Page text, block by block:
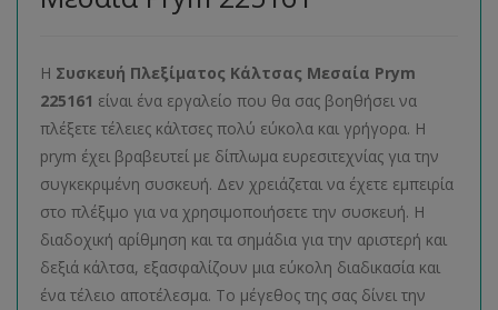
Η Συσκευή Πλεξίματος Κάλτσας Μεσαία Prym
225161 είναι ένα εργαλείο που θα σας βοηθήσει να
πλέξετε τέλειες κάλτσες πολύ εύκολα και γρήγορα. Η
prym έχει βραβευτεί με δίπλωμα ευρεσιτεχνίας για την
συγκεκριμένη συσκευή. Δεν χρειάζεται να έχετε εμπειρία
στο πλέξιμο για να χρησιμοποιήσετε την συσκευή. Η
διαδοχική αρίθμηση και τα σημάδια για την αριστερή και
δεξιά κάλτσα, εξασφαλίζουν μια εύκολη διαδικασία και
ένα τέλειο αποτέλεσμα. Το μέγεθος της σας δίνει την